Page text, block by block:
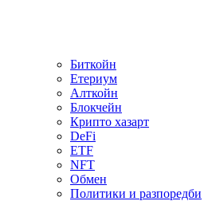
Биткойн
Етериум
Алткойн
Блокчейн
Крипто хазарт
DeFi
ETF
NFT
Обмен
Политики и разпоредби